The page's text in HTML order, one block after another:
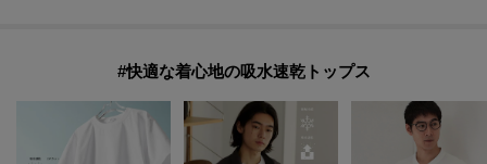
#快適な着心地の吸水速乾トップス